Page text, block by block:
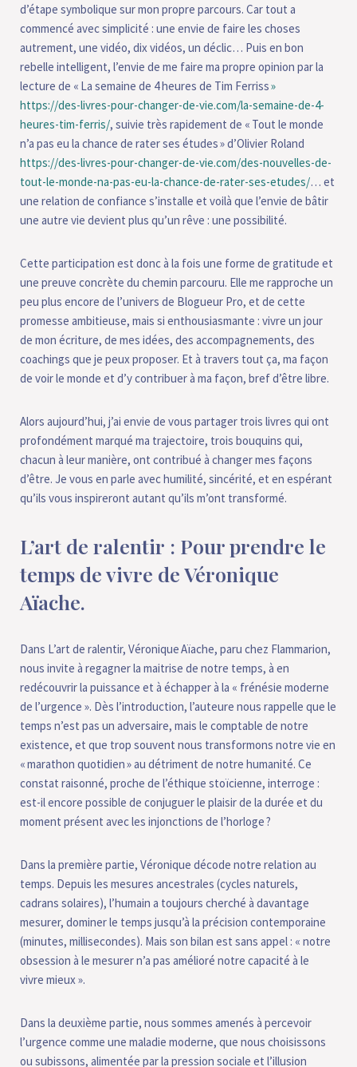
d’étape symbolique sur mon propre parcours. Car tout a
commencé avec simplicité : une envie de faire les choses
autrement, une vidéo, dix vidéos, un déclic… Puis en bon
rebelle intelligent, l’envie de me faire ma propre opinion par la
lecture de « La semaine de 4 heures de Tim Ferriss»
https://des-livres-pour-changer-de-vie.com/la-semaine-de-4-
heures-tim-ferris/, suivie très rapidement de « Tout le monde
n’a pas eu la chance de rater ses études » d’Olivier Roland
https://des-livres-pour-changer-de-vie.com/des-nouvelles-de-
tout-le-monde-na-pas-eu-la-chance-de-rater-ses-etudes/… et
une relation de confiance s’installe et voilà que l’envie de bâtir
une autre vie devient plus qu’un rêve : une possibilité.
Cette participation est donc à la fois une forme de gratitude et
une preuve concrète du chemin parcouru. Elle me rapproche un
peu plus encore de l’univers de Blogueur Pro, et de cette
promesse ambitieuse, mais si enthousiasmante : vivre un jour
de mon écriture, de mes idées, des accompagnements, des
coachings que je peux proposer. Et à travers tout ça, ma façon
de voir le monde et d’y contribuer à ma façon, bref d’être libre.
Alors aujourd’hui, j’ai envie de vous partager trois livres qui ont
profondément marqué ma trajectoire, trois bouquins qui,
chacun à leur manière, ont contribué à changer mes façons
d’être. Je vous en parle avec humilité, sincérité, et en espérant
qu’ils vous inspireront autant qu’ils m’ont transformé.
L’art de ralentir : Pour prendre le
temps de vivre de Véronique
Aïache.
Dans L’art de ralentir, Véronique Aïache, paru chez Flammarion,
nous invite à regagner la maitrise de notre temps, à en
redécouvrir la puissance et à échapper à la « frénésie moderne
de l’urgence ». Dès l’introduction, l’auteure nous rappelle que le
temps n’est pas un adversaire, mais le comptable de notre
existence, et que trop souvent nous transformons notre vie en
« marathon quotidien » au détriment de notre humanité. Ce
constat raisonné, proche de l’éthique stoïcienne, interroge :
est-il encore possible de conjuguer le plaisir de la durée et du
moment présent avec les injonctions de l’horloge ?
Dans la première partie, Véronique décode notre relation au
temps. Depuis les mesures ancestrales (cycles naturels,
cadrans solaires), l’humain a toujours cherché à davantage
mesurer, dominer le temps jusqu’à la précision contemporaine
(minutes, millisecondes). Mais son bilan est sans appel : « notre
obsession à le mesurer n’a pas amélioré notre capacité à le
vivre mieux ».
Dans la deuxième partie, nous sommes amenés à percevoir
l’urgence comme une maladie moderne, que nous choisissons
ou subissons, alimentée par la pression sociale et l’illusion